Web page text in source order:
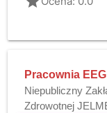
Pracownia EEG
Niepubliczny
Zdrowotnej